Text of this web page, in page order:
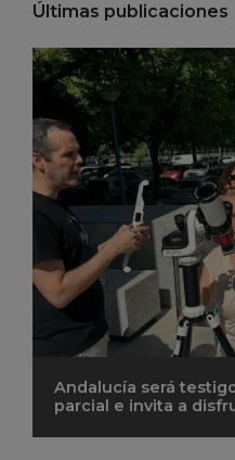
Últimas publicaciones
Andalucía será
parcial e invita a